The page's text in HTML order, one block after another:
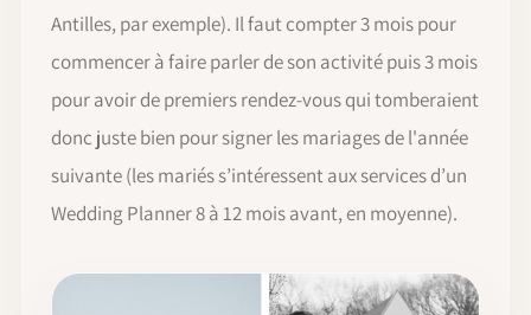
Antilles, par exemple). Il faut compter 3 mois pour
commencer à faire parler de son activité puis 3 mois
pour avoir de premiers rendez-vous qui tomberaient
donc juste bien pour signer les mariages de l'année
suivante (les mariés s’intéressent aux services d’un
Wedding Planner 8 à 12 mois avant, en moyenne).